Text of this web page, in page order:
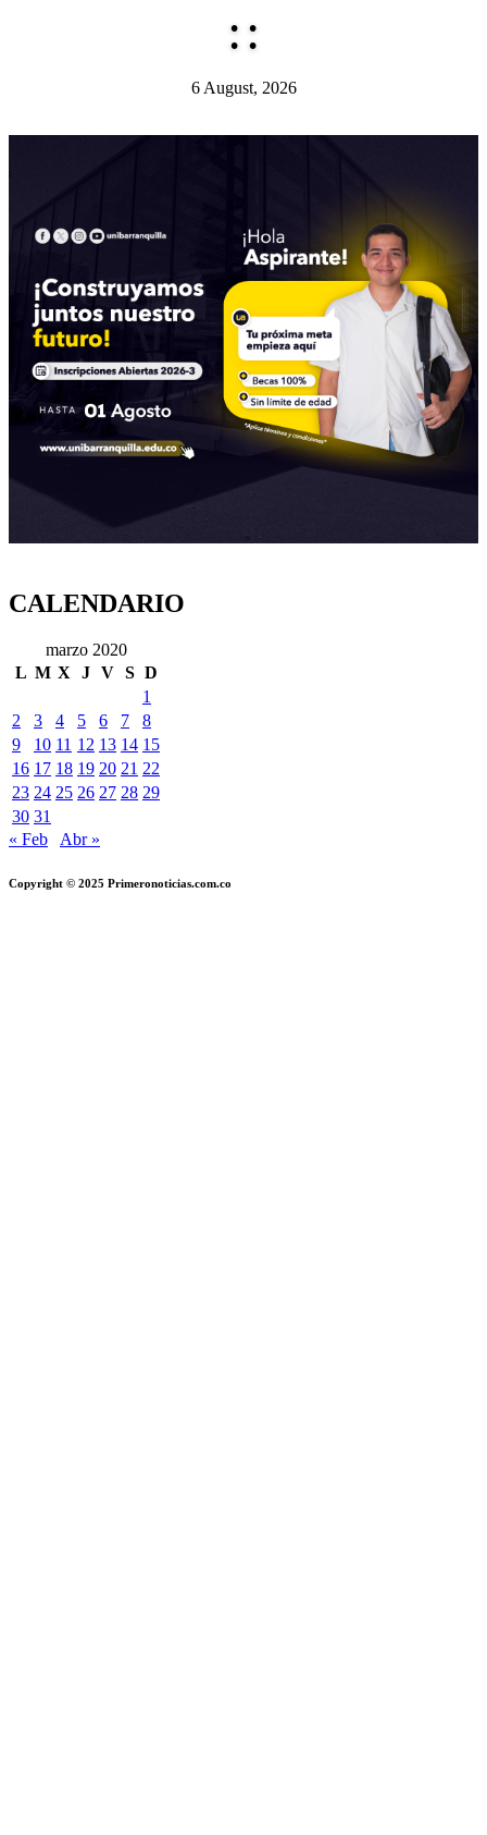
::
6 August, 2026
CALENDARIO
marzo 2020
L M X J V S D
1
2
3 4 5 6 7
8
9
10 11 12 13 14 15
16 17 18 19 20 21 22
23 24 25 26 27 28 29
30 31
« Feb
Abr »
Copyright © 2025 Primeronoticias.com.co